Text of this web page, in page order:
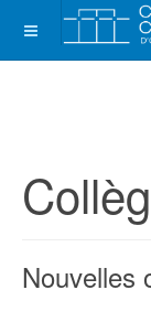
Nouvelles